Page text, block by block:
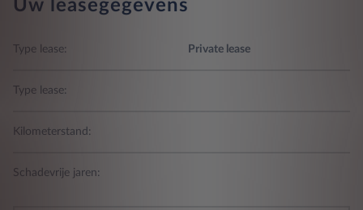
Uw leasegegevens
Type lease: Private lease
Type lease:
Kilometerstand:
Schadevrije jaren: